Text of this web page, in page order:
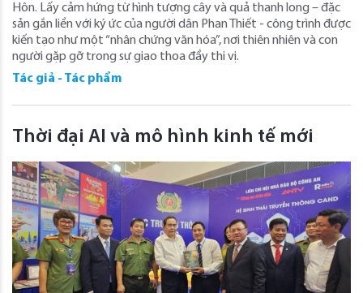
Hôn. Lấy cảm hứng từ hình tượng cây và quả thanh long – đặc
sản gắn liền với ký ức của người dân Phan Thiết - công trình được
kiến tạo như một “nhân chứng văn hóa”, nơi thiên nhiên và con
người gặp gỡ trong sự giao thoa đầy thi vị.
Tác giả - Tác phẩm
Thời đại AI và mô hình kinh tế mới